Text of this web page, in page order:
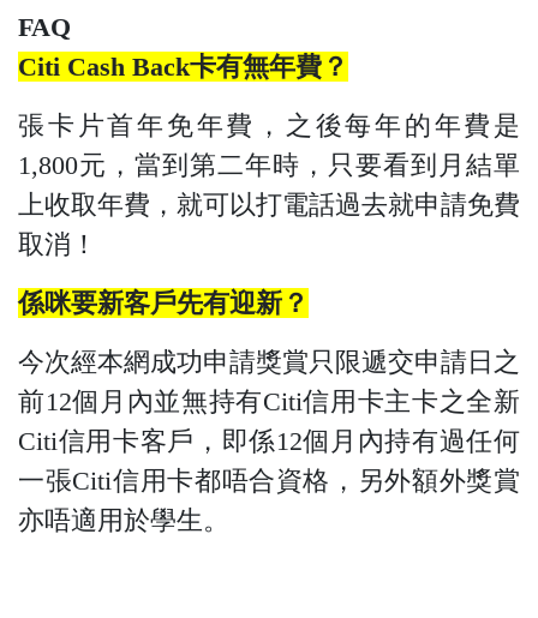
FAQ
Citi Cash Back卡有無年費？
張卡片首年免年費，之後每年的年費是
1,800元，當到第二年時，只要看到月結單
上收取年費，就可以打電話過去就申請免費
取消！
係咪要新客戶先有迎新？
今次經本網成功申請獎賞只限遞交申請日之
前12個月內並無持有Citi信用卡主卡之全新
Citi信用卡客戶，即係12個月內持有過任何
一張Citi信用卡都唔合資格，另外額外獎賞
亦唔適用於學生。